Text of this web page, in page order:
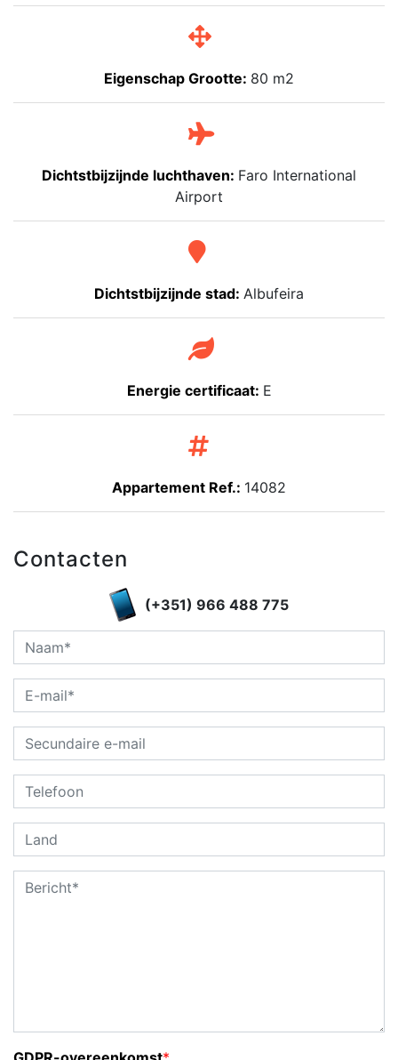
Eigenschap Grootte: 80 m2
Dichtstbijzijnde luchthaven: Faro International
Airport
Dichtstbijzijnde stad: Albufeira
Energie certificaat: E
Appartement Ref.: 14082
Contacten
(+351) 966 488 775